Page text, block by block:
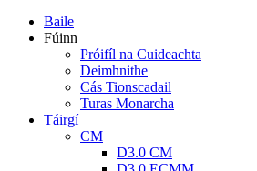
Baile
Fúinn
Próifíl na Cuideachta
Deimhnithe
Cás Tionscadail
Turas Monarcha
Táirgí
CM
D3.0 CM